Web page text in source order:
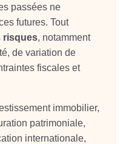
passées ne
futures. Tout
risques, notamment
de variation de
fiscales et
immobilier,
patrimoniale,
internationale,